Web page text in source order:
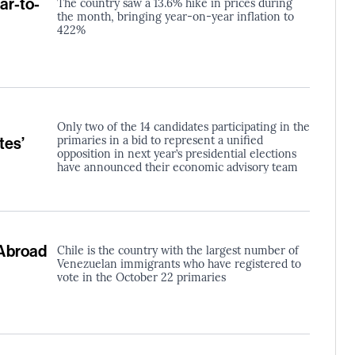
to-
the month, bringing year-on-year inflation to
422%
Only two of the 14 candidates participating in the
primaries in a bid to represent a unified
opposition in next year’s presidential elections
have announced their economic advisory team
Chile is the country with the largest number of
Venezuelan immigrants who have registered to
vote in the October 22 primaries